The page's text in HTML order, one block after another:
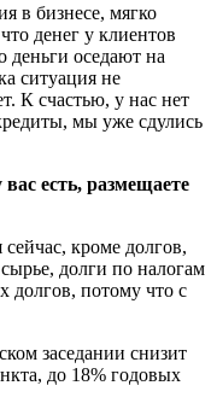
в бизнесе, мягко
денег у клиентов
деньги оседают на
ситуация не
К счастью, у нас нет
мы уже сдулись
есть, размещаете
кроме долгов,
долги по налогам
долгов, потому что с
заседании снизит
до 18% годовых